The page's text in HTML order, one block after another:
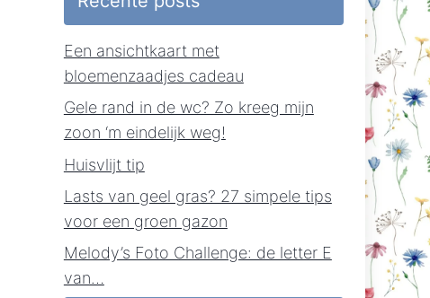
Een ansichtkaart met
bloemenzaadjes cadeau
Gele rand in de wc? Zo kreeg mijn
zoon ‘m eindelijk weg!
Huisvlijt tip
Lasts van geel gras? 27 simpele tips
voor een groen gazon
Melody’s Foto Challenge: de letter E
van…